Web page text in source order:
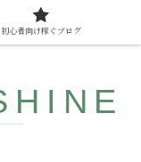
初心者向け稼ぐブログ